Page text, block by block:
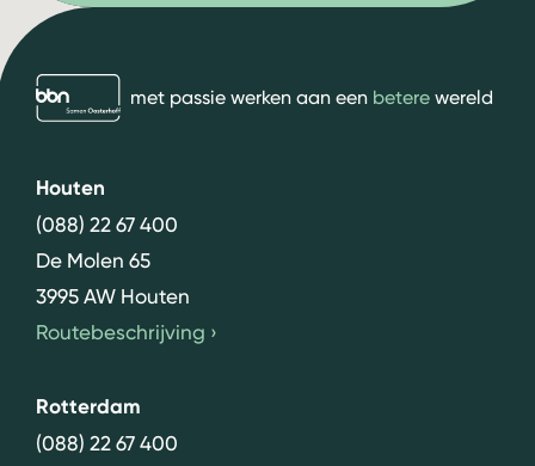
bbn adviseursmet passie werken aan een beterewereld
Houten
(088) 22 67 400
De Molen 65
3995 AW Houten
Routebeschrijving ›
Rotterdam
(088) 22 67 400